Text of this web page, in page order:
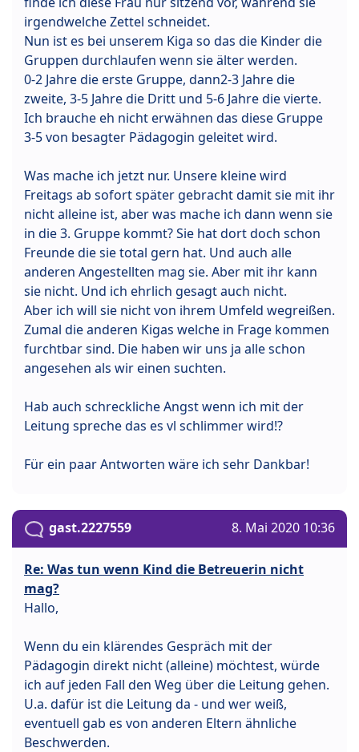
irgendwelche Zettel schneidet.
Nun ist es bei unserem Kiga so das die Kinder die
Gruppen durchlaufen wenn sie älter werden.
0-2 Jahre die erste Gruppe, dann2-3 Jahre die
zweite, 3-5 Jahre die Dritt und 5-6 Jahre die vierte.
Ich brauche eh nicht erwähnen das diese Gruppe
3-5 von besagter Pädagogin geleitet wird.
Was mache ich jetzt nur. Unsere kleine wird
Freitags ab sofort später gebracht damit sie mit ihr
nicht alleine ist, aber was mache ich dann wenn sie
in die 3. Gruppe kommt? Sie hat dort doch schon
Freunde die sie total gern hat. Und auch alle
anderen Angestellten mag sie. Aber mit ihr kann
sie nicht. Und ich ehrlich gesagt auch nicht.
Aber ich will sie nicht von ihrem Umfeld wegreißen.
Zumal die anderen Kigas welche in Frage kommen
furchtbar sind. Die haben wir uns ja alle schon
angesehen als wir einen suchten.
Hab auch schreckliche Angst wenn ich mit der
Leitung spreche das es vl schlimmer wird!?
Für ein paar Antworten wäre ich sehr Dankbar!
gast.2227559 8. Mai 2020 10:36
Re: Was tun wenn Kind die Betreuerin nicht
mag?
Hallo,
Wenn du ein klärendes Gespräch mit der
Pädagogin direkt nicht (alleine) möchtest, würde
ich auf jeden Fall den Weg über die Leitung gehen.
U.a. dafür ist die Leitung da - und wer weiß,
eventuell gab es von anderen Eltern ähnliche
Beschwerden.